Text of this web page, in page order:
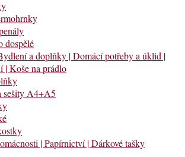
dospělé
a doplňky | Domácí potřeby a úklid |
| Koše na prádlo
sešity A4+A5
| Papírnictví | Dárkové tašky